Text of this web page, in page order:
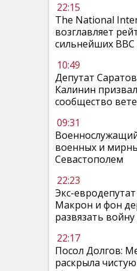
22:15
The National
возглавляет
сильнейших
10:49
Депутат
Калинин
сообщество
09:31
военных и
Севастополем
22:23
Экс-
Макрон и фон
развязать
22:17
Посол Долгов:
раскрыла